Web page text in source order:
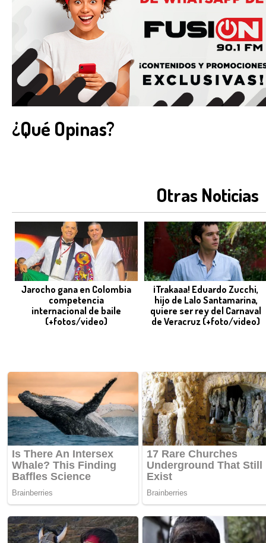
¿Qué Opinas?
Otras Noticias
Jarocho gana en Colombia
competencia
internacional de baile
(+fotos/video)
¡Trakaaa! Eduardo Zucchi,
hijo de Lalo Santamarina,
quiere ser rey del Carnaval
de Veracruz (+foto/video)